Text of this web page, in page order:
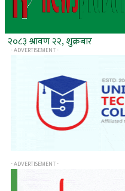
२०८३ श्रावण २२, शुक्रबार
- ADVERTISEMENT -
- ADVERTISEMENT -